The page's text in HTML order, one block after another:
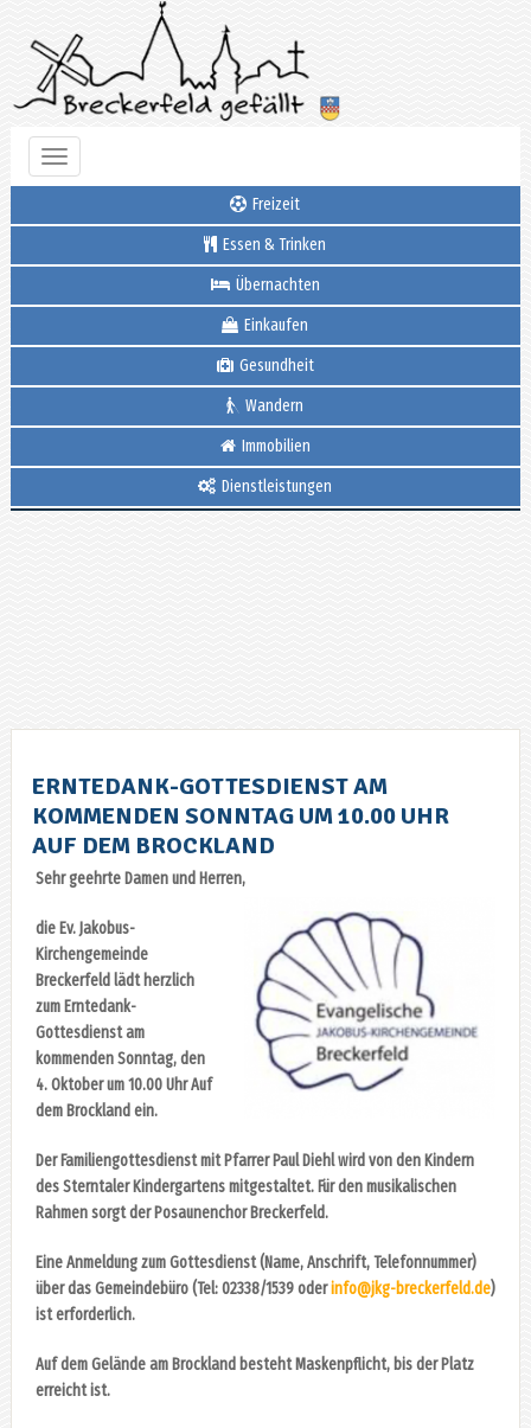
Toggle
navigation
Freizeit
Essen & Trinken
Übernachten
Einkaufen
Gesundheit
Wandern
Immobilien
Dienstleistungen
ERNTEDANK-GOTTESDIENST AM
KOMMENDEN SONNTAG UM 10.00 UHR
AUF DEM BROCKLAND
Sehr geehrte Damen und Herren,
die Ev. Jakobus-
Kirchengemeinde
Breckerfeld lädt herzlich
zum Erntedank-
Gottesdienst am
kommenden Sonntag, den
4. Oktober um 10.00 Uhr Auf
dem Brockland ein.
Der Familiengottesdienst mit Pfarrer Paul Diehl wird von den Kindern
des Sterntaler Kindergartens mitgestaltet. Für den musikalischen
Rahmen sorgt der Posaunenchor Breckerfeld.
Eine Anmeldung zum Gottesdienst (Name, Anschrift, Telefonnummer)
über das Gemeindebüro (Tel: 02338/1539 oderinfo@jkg-breckerfeld.de)
ist erforderlich.
Auf dem Gelände am Brockland besteht Maskenpflicht, bis der Platz
erreicht ist.